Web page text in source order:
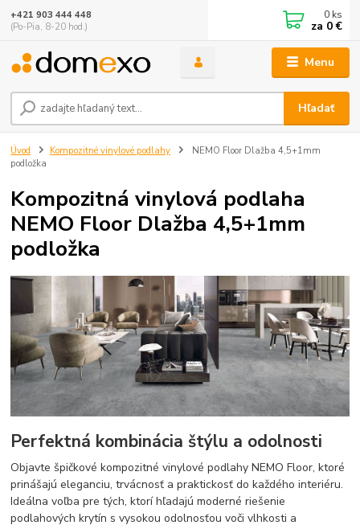
Menu
Hľadať
+421 903 444 448
(Po-Pia, 8-20 hod.)
0 ks
za 0 €
Úvod Kompozitné vinylové podlahy
NEMO Floor Dlažba 4,5+1mm
podložka
Kompozitná vinylová podlaha
NEMO Floor Dlažba 4,5+1mm
podložka
Perfektná kombinácia štýlu a odolnosti
Objavte špičkové kompozitné vinylové podlahy NEMO Floor, ktoré
prinášajú eleganciu, trvácnosť a praktickosť do každého interiéru.
Ideálna voľba pre tých, ktorí hľadajú moderné riešenie
podlahových krytín s vysokou odolnosťou voči vlhkosti a